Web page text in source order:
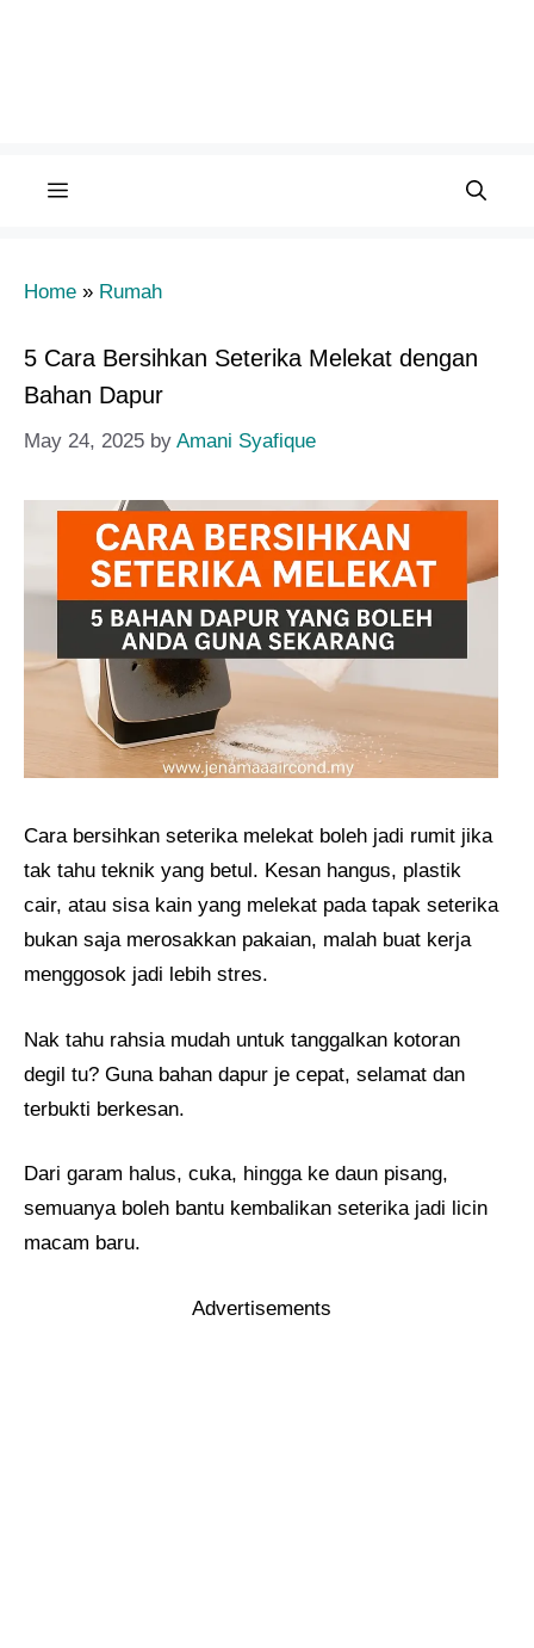
Menu
Home » Rumah
5 Cara Bersihkan Seterika Melekat dengan
Bahan Dapur
May 24, 2025 by Amani Syafique
Cara bersihkan seterika melekat boleh jadi rumit jika
tak tahu teknik yang betul. Kesan hangus, plastik
cair, atau sisa kain yang melekat pada tapak seterika
bukan saja merosakkan pakaian, malah buat kerja
menggosok jadi lebih stres.
Nak tahu rahsia mudah untuk tanggalkan kotoran
degil tu? Guna bahan dapur je cepat, selamat dan
terbukti berkesan.
Dari garam halus, cuka, hingga ke daun pisang,
semuanya boleh bantu kembalikan seterika jadi licin
macam baru.
Advertisements